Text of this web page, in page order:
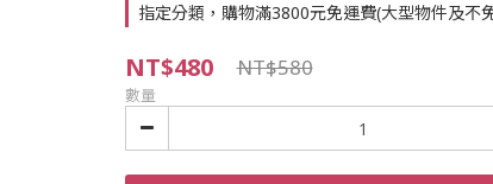
指定分類，購物滿3800元免運費(大型物件及不
NT$480 NT$580
數量